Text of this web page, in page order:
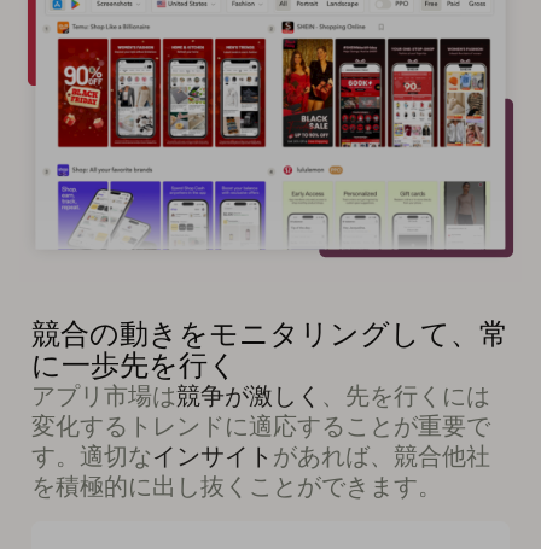
競合の動きをモニタリングして、常
に一歩先を行く
アプリ市場は競争が激しく 、先を行くには
変化するトレンドに適応することが重要で
す。適切なインサイト があれば、競合他社
を積極的に出し抜くことができます。